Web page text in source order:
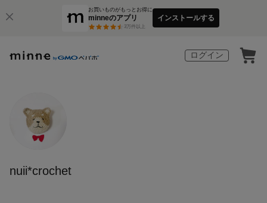
お買いものがもっとお得に
minneのアプリ
3万件以上
インストールする
ログイン
nuii*crochet